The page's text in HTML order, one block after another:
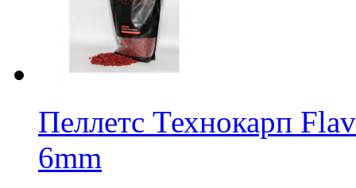
Пеллетс Технокарп
6mm